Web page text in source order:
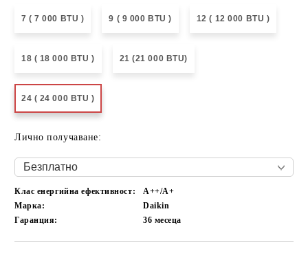
7 ( 7 000 BTU ) 9 ( 9 000 BTU ) 12 ( 12 000 BTU )
18 ( 18 000 BTU ) 21 (21 000 BTU)
24 ( 24 000 BTU )
Лично получаване:
Клас енергийна ефективност:
А++/A+
Марка:
Daikin
Гаранция:
36 месеца